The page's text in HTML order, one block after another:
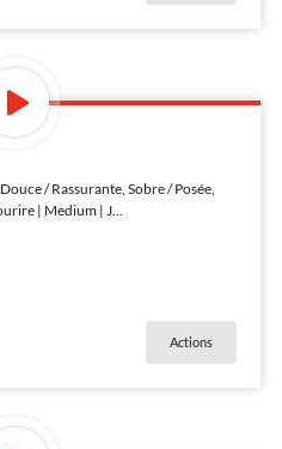
/ Rassurante, Sobre / Posée,
| Medium | J...
Actions